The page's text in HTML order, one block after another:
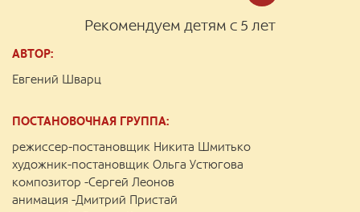
Рекомендуем детям с 5 лет
АВТОР:
Евгений Шварц
ПОСТАНОВОЧНАЯ ГРУППА:
режиссер-постановщик Никита Шмитько
художник-постановщик Ольга Устюгова
композитор -Сергей Леонов
анимация -Дмитрий Пристай